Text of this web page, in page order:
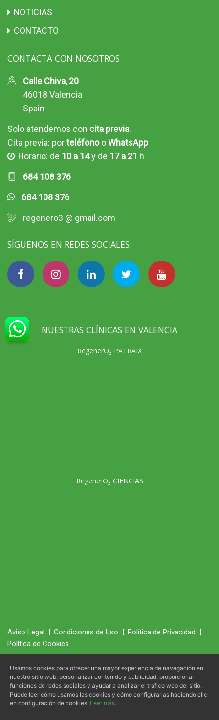
NOTICIAS
CONTACTO
CONTACTA CON NOSOTROS
Calle Chiva, 20
46018 Valencia
Spain
Solo atendemos con cita previa.
Cita previa: porteléfonooWhatsApp
Horario: de 10 a 14y de 17 a 21 h
684 108 376
684 108 376
regenero3 @ gmail.com
SÍGUENOS EN REDES SOCIALES:
NUESTRAS CLÍNICAS EN VALENCIA
RegenerO3 PATRAIX
RegenerO3 CIENCIAS
Aviso Legal | Condiciones de Uso | Política de Privacidad |
Política de Cookies
© 2026 -RegenerO - Todos los derechos reservados.
Página web diseñada porIlustra Marketing, SL
Usamos cookies para ofrecer una mayor experiencia de navegación en
nuestro sitio web, personalizar contenido y publicidad, proporcionar
funciones de redes sociales y ayudar a analizar el tráfico web del sitio.
Puede leer cómo usamos las cookies y cómo configurarlas haciendo clic
en configuración de cookies. Leer más.